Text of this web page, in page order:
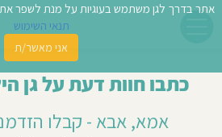
כתבו חוות דעת על גן
אמא, אבא - קבלו
אתר בדרך לגן משתמש בעוגיות על מנת לשפר את
תנאי השימוש
אני מאשר/ת